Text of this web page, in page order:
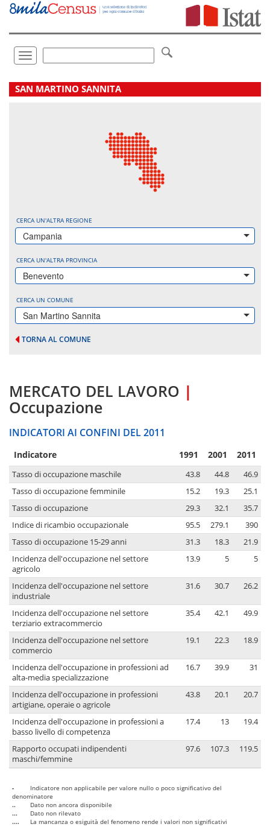
Vai
direttamente
Toggle
navigation
.
SAN MARTINO SANNITA
CERCA UN'ALTRA REGIONE
Campania
CERCA UN'ALTRA PROVINCIA
Benevento
CERCA UN COMUNE
San Martino Sannita
TORNA AL COMUNE
MERCATO DEL LAVORO |
Occupazione
INDICATORI AI CONFINI DEL 2011
Indicatore 1991 2001 2011
Tasso di occupazione maschile 43.8 44.8
46.9
Tasso di occupazione femminile
15.2 19.3
25.1
Tasso di occupazione
29.3 32.1
35.7
Indice di ricambio occupazionale
95.5 279.1
390
Tasso di occupazione 15-29 anni
31.3 18.3
21.9
Incidenza dell'occupazione nel settore
agricolo
13.9 5 5
Incidenza dell'occupazione nel settore
industriale
31.6 30.7 26.2
Incidenza dell'occupazione nel settore
terziario extracommercio
35.4 42.1 49.9
Incidenza dell'occupazione nel settore
commercio
19.1 22.3 18.9
Incidenza dell'occupazione in professioni ad
alta-media specializzazione
16.7 39.9 31
Incidenza dell'occupazione in professioni
artigiane, operaie o agricole
43.8 20.1 20.7
Incidenza dell'occupazione in professioni a
basso livello di competenza
17.4 13 19.4
Rapporto occupati indipendenti
maschi/femmine
97.6 107.3 119.5
-
Indicatore non applicabile per valore nullo o poco significativo del
denominatore
..
Dato non ancora disponibile
...
Dato non rilevato
....
La mancanza o esiguità del fenomeno rende i valori non significativi